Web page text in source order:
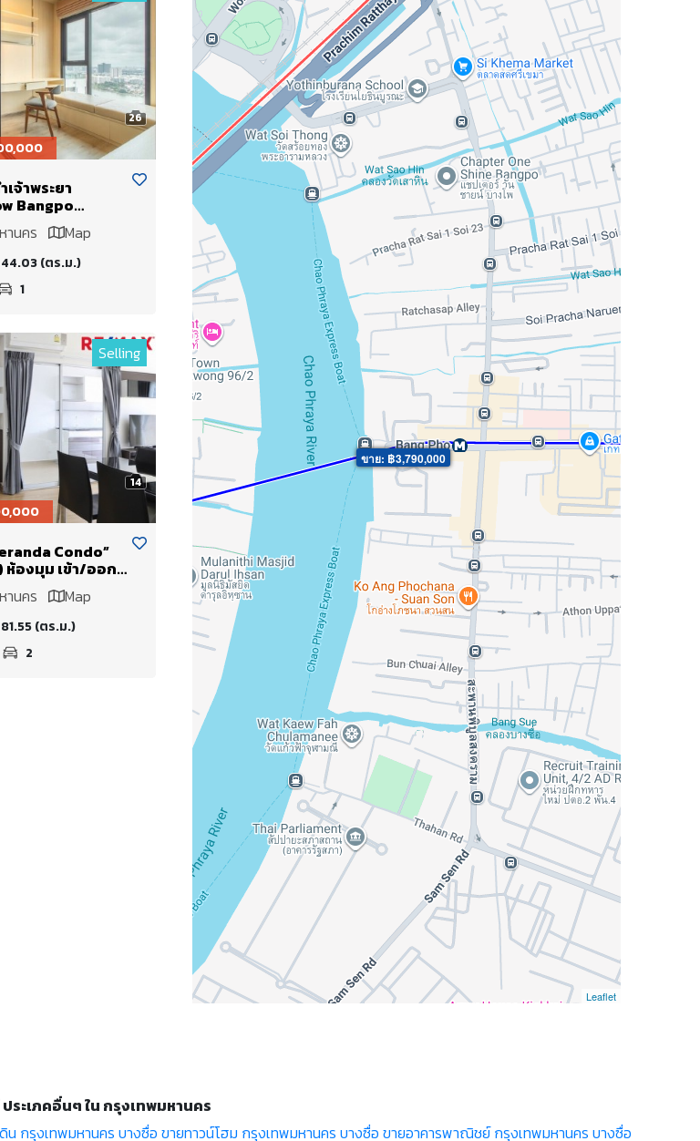
26
จ้าพระยา
Bangpo
ใกล้รถไฟฟ้า
งด่วนศรีรัชฯ
หานคร Map
44.03 (ตร.ม.)
1
14
Selling
Condo”
ห้องมุม เข้า/ออก
งด่วนสุดๆ!
หานคร Map
81.55 (ตร.ม.)
2
ขาย: ฿3,790,000
Leaflet
ระเภคอื่นๆ ใน กรุงเทพมหานคร
น กรุงเทพมหานคร บางซื่อ ขายทาวน์โฮม กรุงเทพมหานคร บางซื่อ ขายอาคารพาณิชย์ กรุงเทพมหานคร บางซื่อ